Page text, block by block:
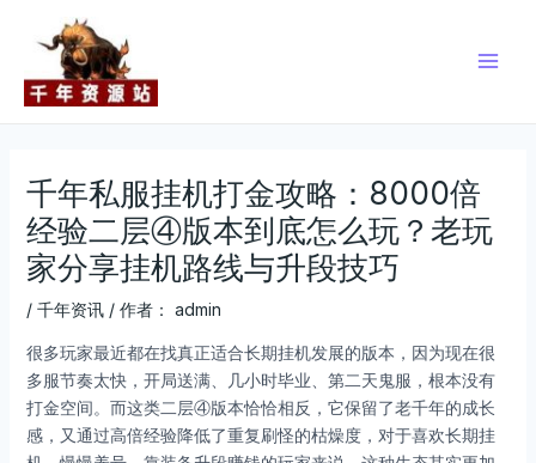
千年私服挂机打金攻略：8000倍
经验二层④版本到底怎么玩？老玩
家分享挂机路线与升段技巧
/ 千年资讯/ 作者： admin
很多玩家最近都在找真正适合长期挂机发展的版本，因为现在很
多服节奏太快，开局送满、几小时毕业、第二天鬼服，根本没有
打金空间。而这类二层④版本恰恰相反，它保留了老千年的成长
感，又通过高倍经验降低了重复刷怪的枯燥度，对于喜欢长期挂
navigation